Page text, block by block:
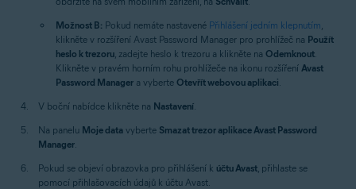
Možnost B: Pokud nemáte nastavené Přihlášení jedním klepnutím,
klikněte v rozšíření Avast Password Manager pro prohlížeč na Použít
heslo k trezoru, zadejte heslo k trezoru a klikněte na Odemknout.
Klikněte v pravém horním rohu prohlížeče na ikonu rozšíření Avast
Password Manager a vyberte Otevřít webovou aplikaci.
V boční nabídce klikněte na Nastavení.
Na panelu Moje data vyberte Smazat trezor aplikace Avast Password
Manager.
Pokud se objeví obrazovka pro přihlášení k účtu Avast, přihlaste se
pomocí přihlašovacích údajů k účtu Avast.